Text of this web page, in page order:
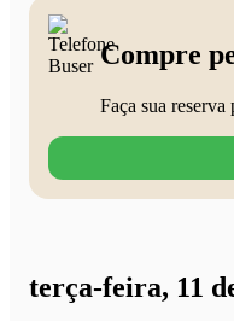
Compre
Faça sua
terça-feira, 11